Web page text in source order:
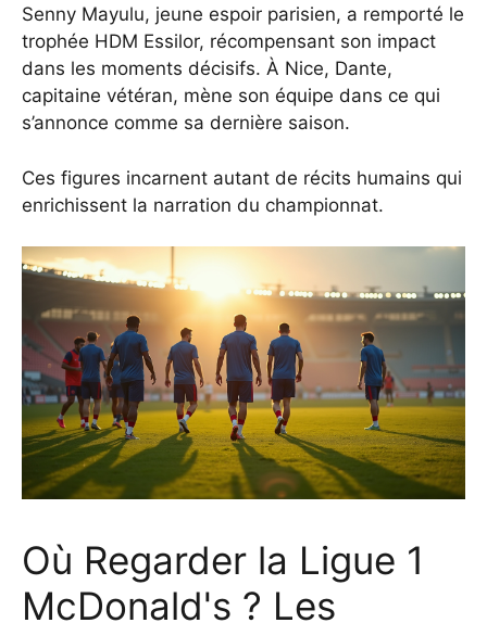
Senny Mayulu, jeune espoir parisien, a remporté le
trophée HDM Essilor, récompensant son impact
dans les moments décisifs. À Nice, Dante,
capitaine vétéran, mène son équipe dans ce qui
s’annonce comme sa dernière saison.
Ces figures incarnent autant de récits humains qui
enrichissent la narration du championnat.
Où Regarder la Ligue 1
McDonald's ? Les